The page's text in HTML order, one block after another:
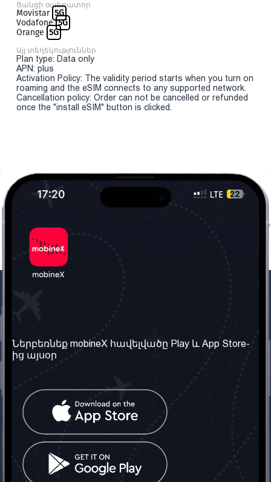
Ցանցի օպերատոր
Movistar 5G
Vodafone 5G
Orange 5G
Այլ տեղեկություններ
Plan type: Data only
APN: plus
Activation Policy: The validity period starts when you turn on
roaming and the eSIM connects to any supported network.
Cancellation policy: Order can not be cancelled or refunded
once the "install eSIM" button is clicked.
Մեր մասին
Մեր ծառայությունները
Պայմաններ և դրույթներ
Հաճախ տրվող հարցեր
Կապ մեզ հետ
Միացյալ
Թագավորություն: Մենք
գործընկեր ենք
Տարածել
սոցիալական
ցանցում
Ներբեռնեք mobineX հավելվածը Play և App Store-
ից այսօր